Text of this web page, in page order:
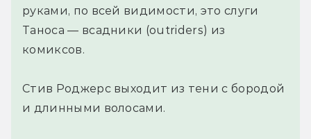
руками, по всей видимости, это слуги
Таноса — всадники (outriders) из
комиксов.
Стив Роджерс выходит из тени с бородой
и длинными волосами.